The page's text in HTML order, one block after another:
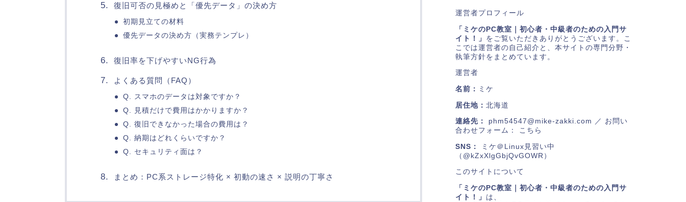
復旧可否の見極めと「優先データ」の決め方
初期見立ての材料
優先データの決め方（実務テンプレ）
復旧率を下げやすいNG行為
よくある質問（FAQ）
Q. スマホのデータは対象ですか？
Q. 見積だけで費用はかかりますか？
Q. 復旧できなかった場合の費用は？
Q. 納期はどれくらいですか？
Q. セキュリティ面は？
まとめ：PC系ストレージ特化 × 初動の速さ × 説明の丁寧さ
運営者プロフィール
「ミケのPC教室｜初心者・中級者のための入門サ
イト！」 をご覧いただきありがとうございます。こ
こでは運営者の自己紹介と、本サイトの専門分野・
執筆方針をまとめています。
運営者
名前： ミケ
居住地： 北海道
連絡先： phm54547@mike-zakki.com ／ お問い
合わせフォーム： こちら
SNS：
ミケ＠Linux見習い中
（@kZxXlgGbjQvGOWR）
このサイトについて
「ミケのPC教室｜初心者・中級者のための入門サ
イト！」 は、